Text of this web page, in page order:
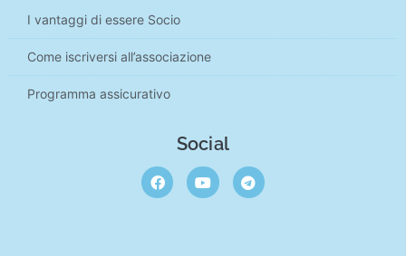
I vantaggi di essere Socio
Come iscriversi all’associazione
Programma assicurativo
Social